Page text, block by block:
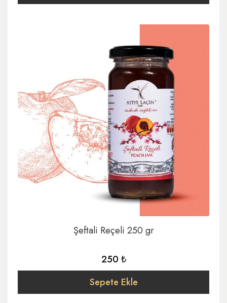
Şeftali Reçeli 250 gr
250 ₺
Sepete Ekle